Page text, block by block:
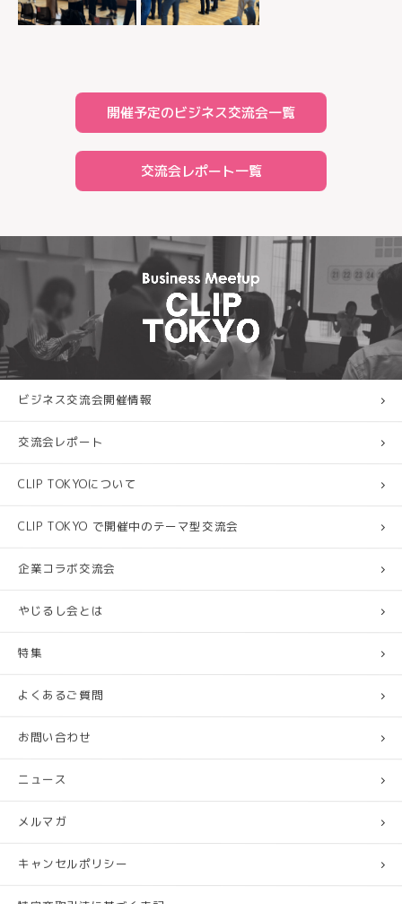
開催予定のビジネス交流会一覧
交流会レポート一覧
ビジネス交流会開催情報
交流会レポート
CLIP TOKYOについて
CLIP TOKYO で開催中のテーマ型交流会
企業コラボ交流会
やじるし会とは
特集
よくあるご質問
お問い合わせ
ニュース
メルマガ
キャンセルポリシー